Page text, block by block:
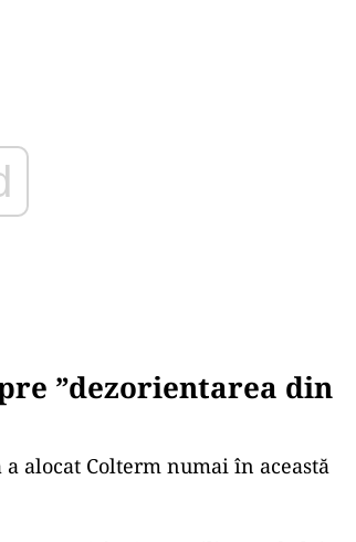
”dezorientarea din
alocat Colterm numai în această